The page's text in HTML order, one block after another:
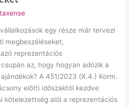
taxense
egy része már tervezi
megbeszéléseket,
reprezentációs
az, hogy hogyan adózik a
A 451/2023 (X.4.) Korm.
előtti időszaktól kezdve
kötelezettség alól a reprezentációs